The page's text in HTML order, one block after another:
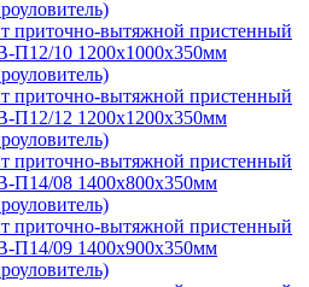
приточно-вытяжной пристенный
П12/10 1200х1000х350мм
приточно-вытяжной пристенный
П12/12 1200х1200х350мм
приточно-вытяжной пристенный
П14/08 1400х800х350мм
приточно-вытяжной пристенный
П14/09 1400х900х350мм